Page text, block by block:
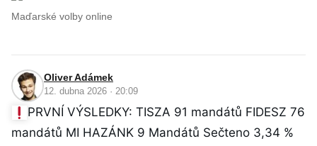
Maďarské volby online
Oliver Adámek
12. dubna 2026 · 20:09
PRVNÍ VÝSLEDKY: TISZA 91 mandátů FIDESZ 76
mandátů MI HAZÁNK 9 Mandátů Sečteno 3,34 %